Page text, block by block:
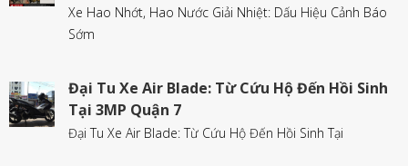
Xe Hao Nhớt, Hao Nước Giải Nhiệt: Dấu Hiệu Cảnh Báo
Sớm
Đại Tu Xe Air Blade: Từ Cứu Hộ Đến Hồi Sinh
Tại 3MP Quận 7
Đại Tu Xe Air Blade: Từ Cứu Hộ Đến Hồi Sinh Tại